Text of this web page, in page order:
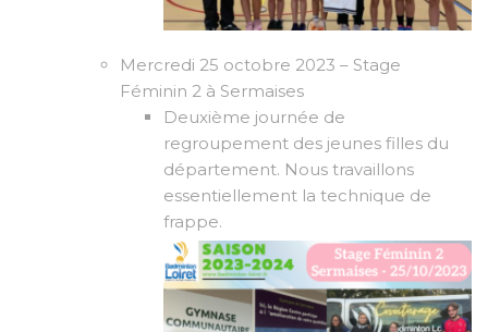
Mercredi 25 octobre 2023 – Stage
Féminin 2 à Sermaises
Deuxième journée de
regroupement des jeunes filles du
département. Nous travaillons
essentiellement la technique de
frappe.